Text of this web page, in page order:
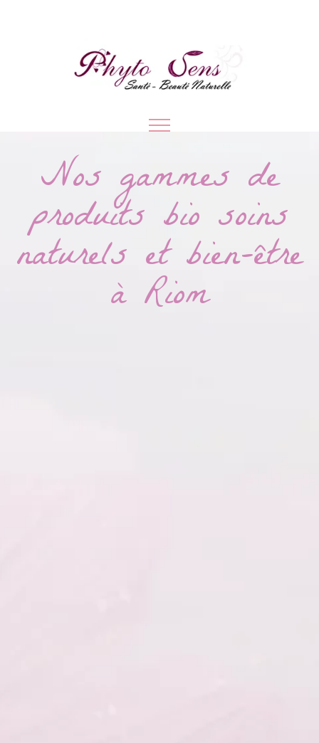
Nos gammes de
produits bio soins
naturels et bien-être
à Riom